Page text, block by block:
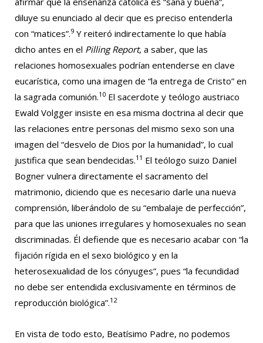
diluye su enunciado al decir que es preciso entenderla
con “matices”.9 Y reiteró indirectamente lo que había
dicho antes en el Pilling Report, a saber, que las
relaciones homosexuales podrían entenderse en clave
eucarística, como una imagen de “la entrega de Cristo” en
la sagrada comunión.10 El sacerdote y teólogo austriaco
Ewald Volgger insiste en esa misma doctrina al decir que
las relaciones entre personas del mismo sexo son una
imagen del “desvelo de Dios por la humanidad”, lo cual
justifica que sean bendecidas.11 El teólogo suizo Daniel
Bogner vulnera directamente el sacramento del
matrimonio, diciendo que es necesario darle una nueva
comprensión, liberándolo de su “embalaje de perfección”,
para que las uniones irregulares y homosexuales no sean
discriminadas. Él defiende que es necesario acabar con “la
fijación rígida en el sexo biológico y en la
heterosexualidad de los cónyuges”, pues “la fecundidad
no debe ser entendida exclusivamente en términos de
reproducción biológica”.12
En vista de todo esto, Beatísimo Padre, no podemos